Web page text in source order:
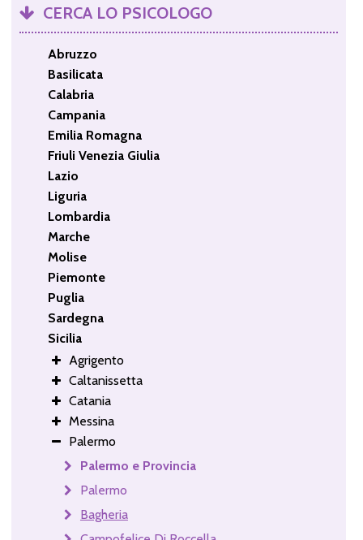
CERCA LO PSICOLOGO
Abruzzo
Basilicata
Calabria
Campania
Emilia Romagna
Friuli Venezia Giulia
Lazio
Liguria
Lombardia
Marche
Molise
Piemonte
Puglia
Sardegna
Sicilia
Agrigento
Caltanissetta
Catania
Messina
Palermo
Palermo e Provincia
Palermo
Bagheria